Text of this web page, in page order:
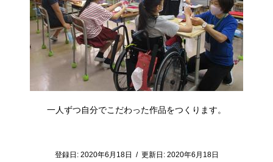
一人ずつ自分でこだわった作品をつくります。
登録日: 2020年6月18日 / 更新日: 2020年6月18日